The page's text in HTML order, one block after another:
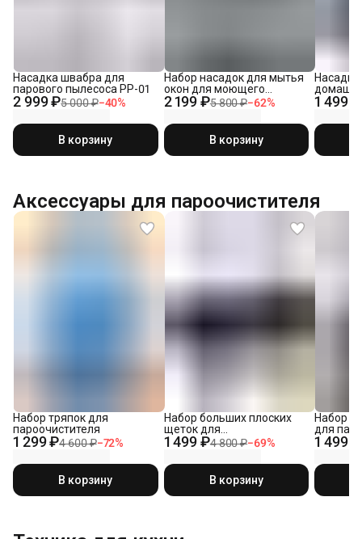
2 999 ₽5 000 ₽−40%
Насадка швабра для
парового пылесоса PP-01
В корзину
2 199 ₽5 800 ₽−62%
Набор насадок для мытья
окон для моющего
пылесоса
В корзину
1 499 ₽
Насадка
Аксессуары для пароочистителя
1 299 ₽4 600 ₽−72%
Набор тряпок для
пароочистителя
В корзину
1 499 ₽4 800 ₽−69%
Набор больших плоских
щеток для
пароочистителя SC-03 2
В корзину
1 499 ₽
Набор
для